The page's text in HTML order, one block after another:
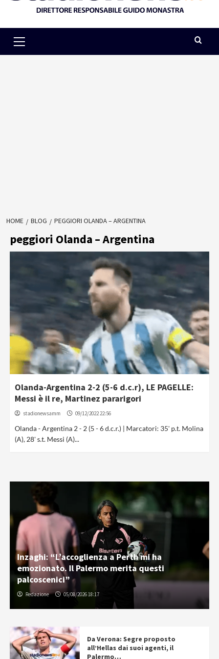
Menu
HOME BLOG PEGGIORI OLANDA – ARGENTINA
peggiori Olanda – Argentina
Olanda-Argentina 2-2 (5-6 d.c.r), LE PAGELLE:
Messi è il re, Martinez pararigori
stadionewsamm 09/12/2022 22:56
Olanda - Argentina 2 - 2 (5 - 6 d.c.r.) | Marcatori: 35' p.t. Molina
(A), 28' s.t. Messi (A)...
Inzaghi: “L’accoglienza a Perth mi ha
emozionato. Il Palermo merita questi
palcoscenici”
Redazione 05/08/2026 18:17
Da Verona: Segre proposto
all’Hellas dai suoi agenti, il
Palermo…